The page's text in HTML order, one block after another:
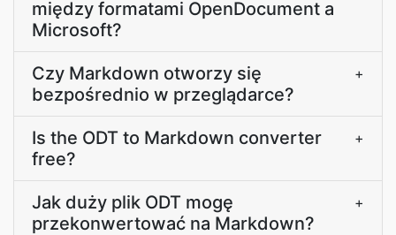
między formatami OpenDocument a
Microsoft?
Czy Markdown otworzy się
bezpośrednio w przeglądarce?
+
Is the ODT to Markdown converter
free?
+
Jak duży plik ODT mogę
przekonwertować na Markdown?
+